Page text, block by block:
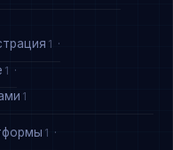
1
1
1
1